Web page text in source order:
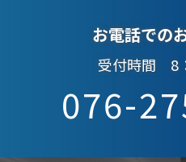
お電話での
受付時間 8
076-